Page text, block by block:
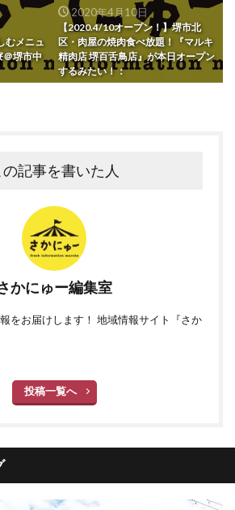
むメニュ
堺市中
2020年4月10日
【2020.4/10オープン！】堺市北
区・肉屋の焼肉食べ放題！『マルキ
精肉店 堺百舌鳥店』が本日オープン
するみたい！：
の記事を書いた人
かにゅー編集室
をお届けします！ 地域情報サイト『さか
投稿一覧へ